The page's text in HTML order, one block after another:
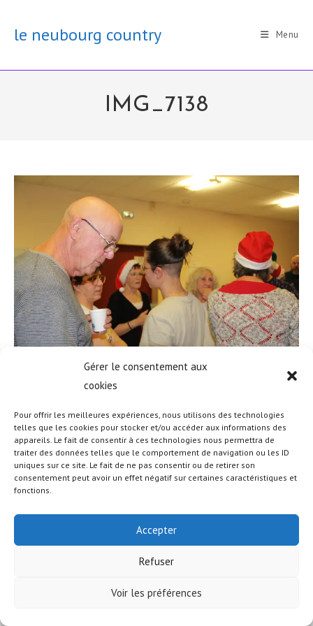
Gérer le consentement aux
cookies
Pour offrir les meilleures expériences, nous utilisons des technologies
telles que les cookies pour stocker et/ou accéder aux informations des
appareils. Le fait de consentir à ces technologies nous permettra de
traiter des données telles que le comportement de navigation ou les ID
uniques sur ce site. Le fait de ne pas consentir ou de retirer son
consentement peut avoir un effet négatif sur certaines caractéristiques et
fonctions.
Accepter
Refuser
Voir les préférences
contentle neubourg country Menu
IMG_7138
© COPYRIGHT - OCEANWP THEME BY NICK